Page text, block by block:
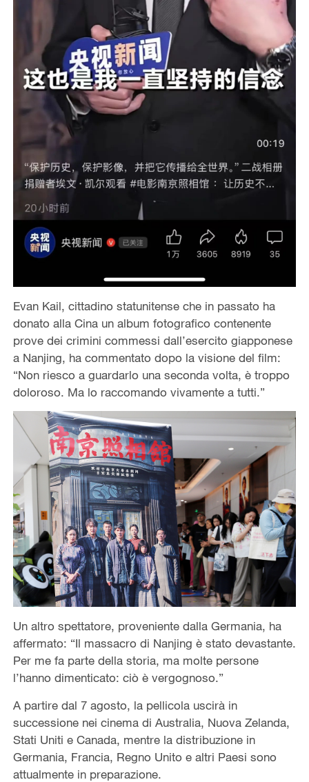
Evan Kail, cittadino statunitense che in passato ha
donato alla Cina un album fotografico contenente
prove dei crimini commessi dall’esercito giapponese
a Nanjing, ha commentato dopo la visione del film:
“Non riesco a guardarlo una seconda volta, è troppo
doloroso. Ma lo raccomando vivamente a tutti.”
Un altro spettatore, proveniente dalla Germania, ha
affermato: “Il massacro di Nanjing è stato devastante.
Per me fa parte della storia, ma molte persone
l’hanno dimenticato: ciò è vergognoso.”
A partire dal 7 agosto, la pellicola uscirà in
successione nei cinema di Australia, Nuova Zelanda,
Stati Uniti e Canada, mentre la distribuzione in
Germania, Francia, Regno Unito e altri Paesi sono
attualmente in preparazione.